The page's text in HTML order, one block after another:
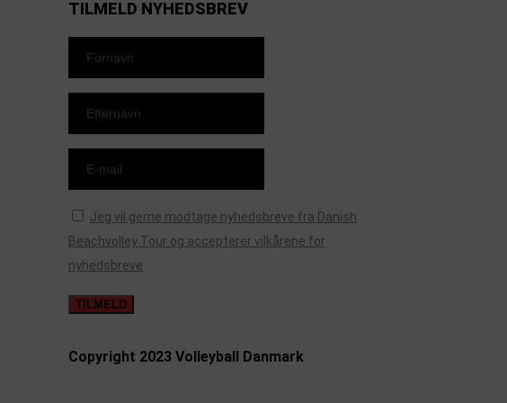
TILMELD NYHEDSBREV
Jeg vil gerne modtage nyhedsbreve fra Danish
Beachvolley Tour og accepterer vilkårene for
nyhedsbreve
Copyright 2023 Volleyball Danmark